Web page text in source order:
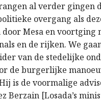
al verder gingen
overgang als
Mesa en voortging
en de rijken. We
van de stedelijke
de burgerlijke
is de voormalige
Berzain [Losada’s